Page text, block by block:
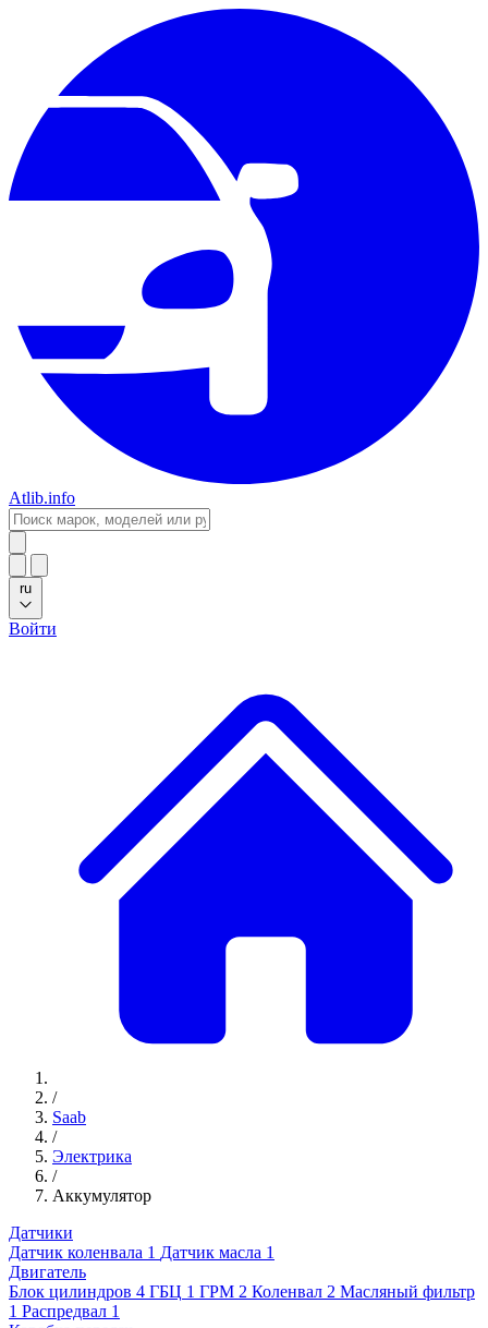
Atlib.info
ru
Войти
/
Saab
/
Электрика
/
Аккумулятор
Датчики
Датчик коленвала 1 Датчик масла 1
Двигатель
Блок цилиндров 4 ГБЦ 1 ГРМ 2 Коленвал 2 Масляный фильтр
1 Распредвал 1